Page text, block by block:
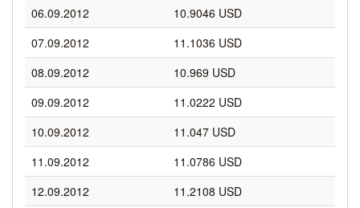
06.09.2012
10.9046 USD
07.09.2012
11.1036 USD
08.09.2012
10.969 USD
09.09.2012
11.0222 USD
10.09.2012
11.047 USD
11.09.2012
11.0786 USD
12.09.2012
11.2108 USD